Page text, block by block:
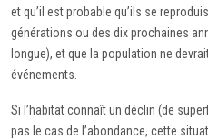
et qu’il est probable qu’ils se
générations ou des dix prochaines
longue), et que la population ne
événements.
Si l’habitat connaît un déclin (de
pas le cas de l’abondance, cette